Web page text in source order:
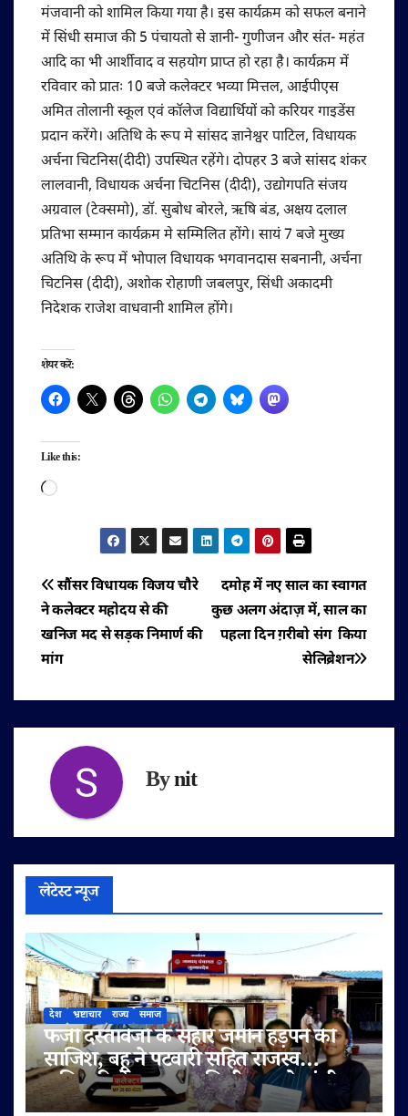
मंजवानी को शामिल किया गया है। इस कार्यक्रम को सफल बनाने
में सिंधी समाज की 5 पंचायतो से ज्ञानी- गुणीजन और संत- महंत
आदि का भी आर्शीवाद व सहयोग प्राप्‍त हो रहा है। कार्यक्रम में
रविवार को प्रातः 10 बजे कलेक्टर भव्या मित्तल, आईपीएस
अमित तोलानी स्कूल एवं कॉलेज विद्यार्थियों को करियर गाइडेंस
प्रदान करेंगे। अतिथि के रूप मे सांसद ज्ञानेश्वर पाटिल, विधायक
अर्चना चिटनिस(दीदी) उपस्थित रहेंगे। दोपहर 3 बजे सांसद शंकर
लालवानी, विधायक अर्चना चिटनिस (दीदी), उद्योगपति संजय
अग्रवाल (टेक्समो), डॉ. सुबोध बोरले, ऋषि बंड, अक्षय दलाल
प्रतिभा सम्मान कार्यक्रम मे सम्मिलित होंगे। सायं 7 बजे मुख्य
अतिथि के रूप में भोपाल विधायक भगवानदास सबनानी, अर्चना
चिटनिस (दीदी), अशोक रोहाणी जबलपुर, सिंधी अकादमी
निदेशक राजेश वाधवानी शामिल होंगे।
शेयर करें:
Like this:
Loading…
पोस्ट
नेविगेशन
दमोह में नए साल का स्वागत
कुछ अलग अंदाज़ में, साल का
पहला दिन ग़रीबो संग किया
सेलिब्रेशन
सौंसर विधायक विजय चौरे
ने कलेक्टर महोदय से की
खनिज मद से सड़क निमार्ण की
मांग
Bynit
लेटेस्ट न्यूज
देश भ्रष्टाचार राज्य समाज
फर्जी दस्तावेजों के सहारे जमीन हड़पने की
साजिश, बहू ने पटवारी सहित राजस्व
अधिकारियों पर लगाए मिलीभगत के गंभीर
आरोप